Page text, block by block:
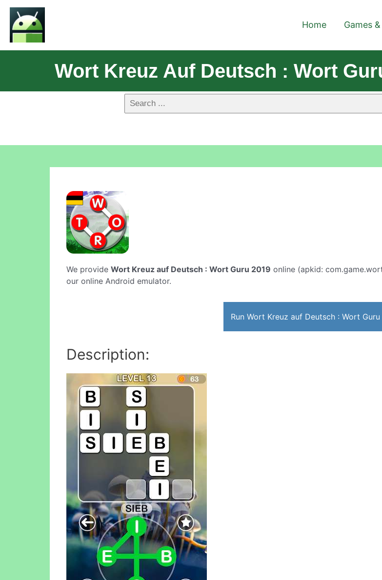
Home Games
Wort Kreuz Auf Deutsch : Wort
We provide Wort Kreuz auf Deutsch : Wort Guru 2019 online (apkid:
our online Android emulator.
Run Wort Kreuz auf Deutsch : Wort
Description: